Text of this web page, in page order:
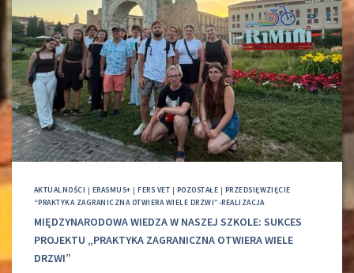
AKTUALNOŚCI | ERASMUS+ |FERS VET | POZOSTAŁE | PRZEDSIĘWZIĘCIE
“PRAKTYKA ZAGRANICZNA OTWIERA WIELE DRZWI”-REALIZACJA
MIĘDZYNARODOWA WIEDZA W NASZEJ SZKOLE: SUKCES
PROJEKTU „PRAKTYKA ZAGRANICZNA OTWIERA WIELE
DRZWI”